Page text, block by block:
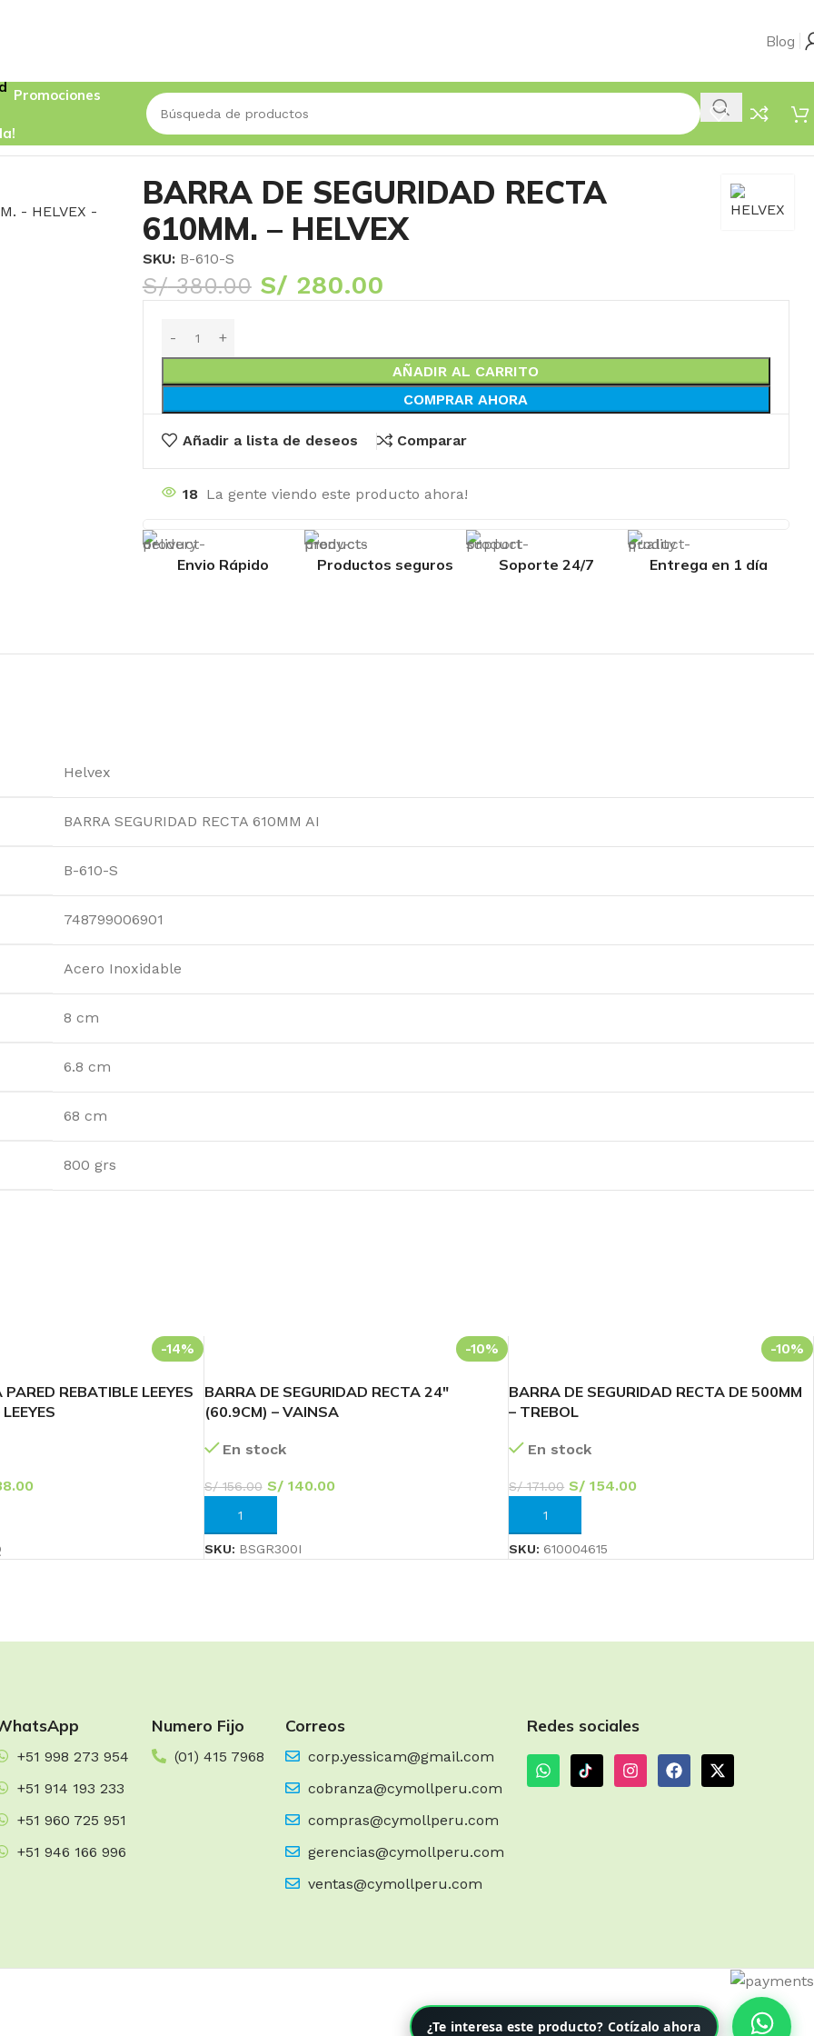
¿Te interesa este producto? Cotízalo ahora
Blog
Promociones
610MM. – HELVEX
BARRA DE SEGURIDAD RECTA
610MM. – HELVEX
SKU: B-610-S
S/380.00 S/ 280.00
AÑADIR AL CARRITO
COMPRAR AHORA
Añadir a lista de deseos Comparar
18 La gente viendo este producto ahora!
Envio Rápido Productos seguros Soporte 24/7 Entrega en 1 día
Helvex
BARRA SEGURIDAD RECTA 610MM AI
B-610-S
748799006901
Acero Inoxidable
8 cm
6.8 cm
68 cm
800 grs
-14%
REBATIBLE LEEYES
-10%
BARRA DE SEGURIDAD RECTA 24″
(60.9CM) – VAINSA
En stock
S/156.00 S/140.00
AÑADIR AL CARRITO
SKU: BSGR300I
-10%
BARRA DE SEGURIDAD RECTA DE 500MM
– TREBOL
En stock
S/171.00 S/ 154.00
AÑADIR AL CARRITO
SKU: 610004615
+51 998 273 954
+51 914 193 233
+51 960 725 951
+51 946 166 996
Numero Fijo
(01) 415 7968
Correos
corp.yessicam@gmail.com
cobranza@cymollperu.com
compras@cymollperu.com
gerencias@cymollperu.com
ventas@cymollperu.com
Redes sociales